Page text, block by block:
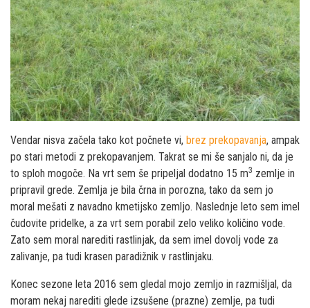
Vendar nisva začela tako kot počnete vi, brez prekopavanja, ampak
po stari metodi z prekopavanjem. Takrat se mi še sanjalo ni, da je
to sploh mogoče. Na vrt sem še pripeljal dodatno 15 m3 zemlje in
pripravil grede. Zemlja je bila črna in porozna, tako da sem jo
moral mešati z navadno kmetijsko zemljo. Naslednje leto sem imel
čudovite pridelke, a za vrt sem porabil zelo veliko količino vode.
Zato sem moral narediti rastlinjak, da sem imel dovolj vode za
zalivanje, pa tudi krasen paradižnik v rastlinjaku.
Konec sezone leta 2016 sem gledal mojo zemljo in razmišljal, da
moram nekaj narediti glede izsušene (prazne) zemlje, pa tudi